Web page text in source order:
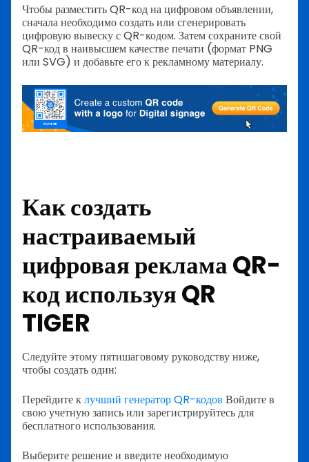
Чтобы разместить QR-код на цифровом объявлении,
сначала необходимо создать или сгенерировать
цифровую вывеску с QR-кодом. Затем сохраните свой
QR-код в наивысшем качестве печати (формат PNG
или SVG) и добавьте его к рекламному материалу.
Как создать
настраиваемый
цифровая реклама QR-
кодиспользуя QR
TIGER
Следуйте этому пятишаговому руководству ниже,
чтобы создать один:
Перейдите клучший генератор QR-кодов Войдите в
свою учетную запись или зарегистрируйтесь для
бесплатного использования.
Выберите решение и введите необходимую